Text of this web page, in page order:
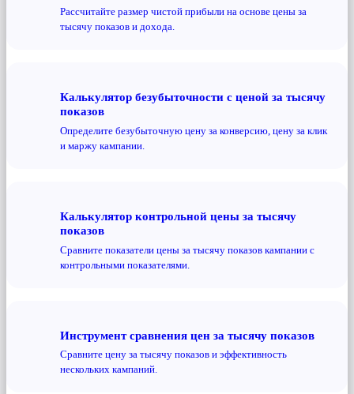
Рассчитайте размер чистой прибыли на основе цены за
тысячу показов и дохода.
Калькулятор безубыточности с ценой за тысячу
показов
Определите безубыточную цену за конверсию, цену за клик
и маржу кампании.
Калькулятор контрольной цены за тысячу
показов
Сравните показатели цены за тысячу показов кампании с
контрольными показателями.
Инструмент сравнения цен за тысячу показов
Сравните цену за тысячу показов и эффективность
нескольких кампаний.